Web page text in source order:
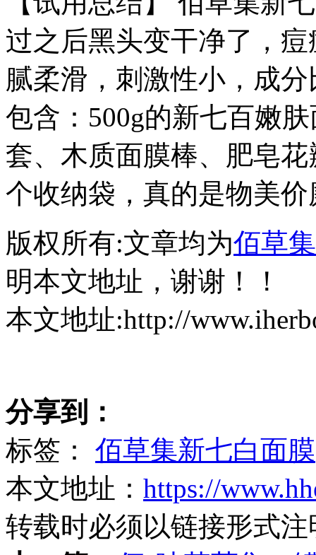
过之后黑头变干净了，
腻柔滑，刺激性小，成
包含：500g的新七百嫩
套、木质面膜棒、肥皂
个收纳袋，真的是物美价
版权所有:文章均为佰草
明本文地址，谢谢！！
本文地址:http://
分享到：
标签： 佰草集新七白面膜
本文地址： https://
转载时必须以链接形式